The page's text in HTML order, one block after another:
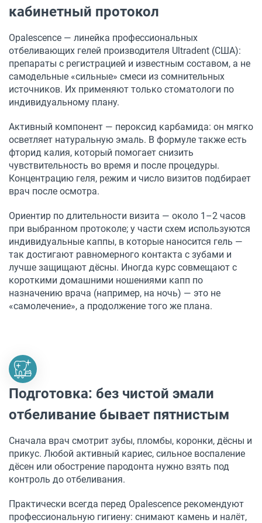
кабинетный протокол
Opalescence — линейка профессиональных
отбеливающих гелей производителя Ultradent (США):
препараты с регистрацией и известным составом, а не
самодельные «сильные» смеси из сомнительных
источников. Их применяют только стоматологи по
индивидуальному плану.
Активный компонент — пероксид карбамида: он мягко
осветляет натуральную эмаль. В формуле также есть
фторид калия, который помогает снизить
чувствительность во время и после процедуры.
Концентрацию геля, режим и число визитов подбирает
врач после осмотра.
Ориентир по длительности визита — около 1–2 часов
при выбранном протоколе; у части схем используются
индивидуальные каппы, в которые наносится гель —
так достигают равномерного контакта с зубами и
лучше защищают дёсны. Иногда курс совмещают с
короткими домашними ношениями капп по
назначению врача (например, на ночь) — это не
«самолечение», а продолжение того же плана.
Подготовка: без чистой эмали
отбеливание бывает пятнистым
Сначала врач смотрит зубы, пломбы, коронки, дёсны и
прикус. Любой активный кариес, сильное воспаление
дёсен или обострение пародонта нужно взять под
контроль до отбеливания.
Практически всегда перед Opalescence рекомендуют
профессиональную гигиену: снимают камень и налёт,